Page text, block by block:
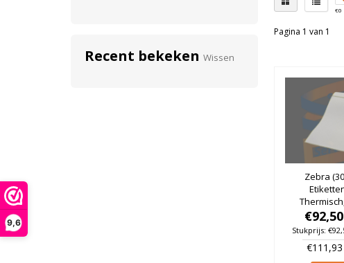
9,6
Recent bekeken Wissen
€0
Pagina 1 van 1
Zebra
152mm,
19mm, rol à
doos / Met
€92,50
Stukprijs:
€111,93